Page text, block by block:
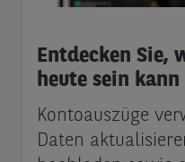
Entdecken Sie,
heute sein kann
Kontoauszüge
Daten